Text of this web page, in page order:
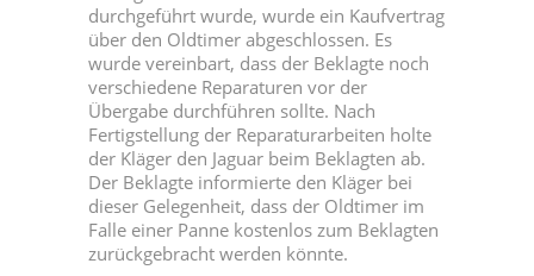
durchgeführt wurde, wurde ein Kaufvertrag
über den Oldtimer abgeschlossen. Es
wurde vereinbart, dass der Beklagte noch
verschiedene Reparaturen vor der
Übergabe durchführen sollte. Nach
Fertigstellung der Reparaturarbeiten holte
der Kläger den Jaguar beim Beklagten ab.
Der Beklagte informierte den Kläger bei
dieser Gelegenheit, dass der Oldtimer im
Falle einer Panne kostenlos zum Beklagten
zurückgebracht werden könnte.